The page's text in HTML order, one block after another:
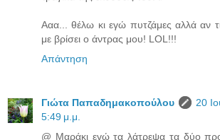
Ααα... θέλω κι εγώ πυτζάμες αλλά αν
με βρίσει ο άντρας μου! LOL!!!
Απάντηση
Γιώτα Παπαδημακοπούλου
20
5:49 μ.μ.
@ Μαράκι εγώ τα λάτρεψα τα δύο